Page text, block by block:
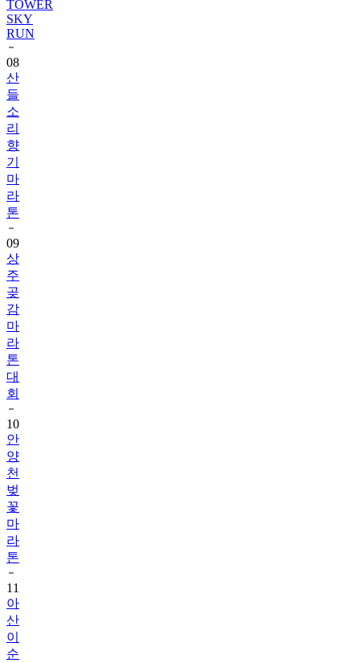
TOWER
SKY
RUN
08
산
들
소
리
향
기
마
라
톤
09
상
주
곶
감
마
라
톤
대
회
10
안
양
천
벚
꽃
마
라
톤
11
아
산
이
순